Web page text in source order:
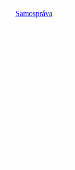
Samospráva